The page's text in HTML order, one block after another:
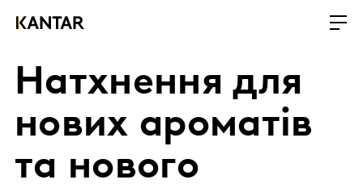
Натхнення для
нових ароматів
та нового